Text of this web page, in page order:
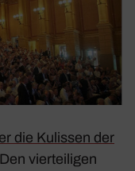
die Kulissen der
vier­tei­ligen